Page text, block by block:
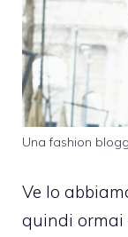
Una fashion
Ve lo
quindi ormai